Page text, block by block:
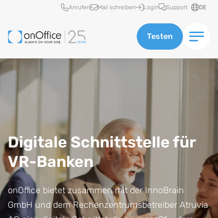
Schnellzugriff
Anrufen Mail schreiben Login Support DE
Testen
Digitale Schnittstelle für
VR-Banken
onOffice bietet zusammen mit der InnoBrain
GmbH und dem Rechenzentrumsbetreiber Atruvia